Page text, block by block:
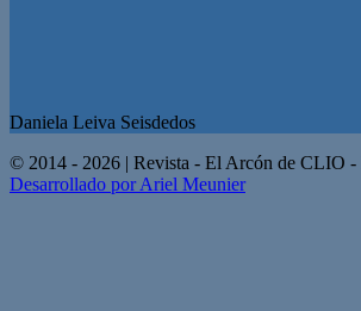
Daniela Leiva Seisdedos
© 2014 - 2026 | Revista - El Arcón de CLIO -
Desarrollado por Ariel Meunier